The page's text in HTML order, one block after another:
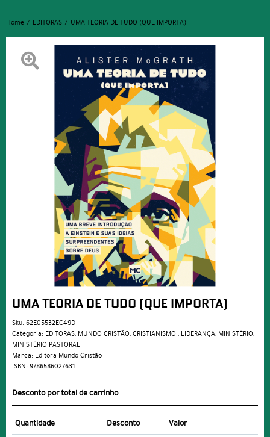
Home EDITORAS UMA TEORIA DE TUDO (QUE IMPORTA)
UMA TEORIA DE TUDO (QUE IMPORTA)
Sku: 62E05532EC49D
Categoria: EDITORAS, MUNDO CRISTÃO,CRISTIANISMO , LIDERANÇA, MINISTÉRIO,
MINISTÉRIO PASTORAL
Marca: Editora Mundo Cristão
ISBN: 9786586027631
Desconto por total de carrinho
Quantidade Desconto
Valor